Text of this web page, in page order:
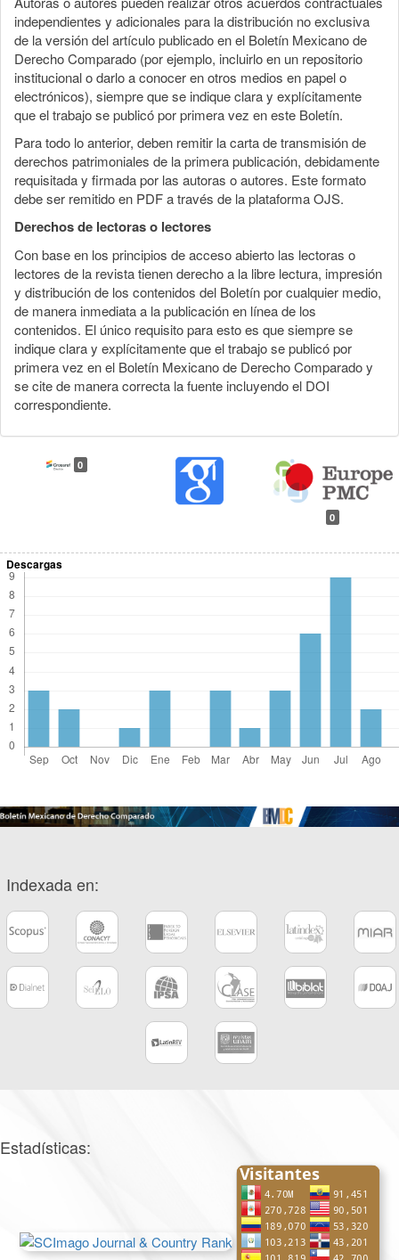
independientes y adicionales para la distribución no exclusiva
de la versión del artículo publicado en el Boletín Mexicano de
Derecho Comparado (por ejemplo, incluirlo en un repositorio
institucional o darlo a conocer en otros medios en papel o
electrónicos), siempre que se indique clara y explícitamente
que el trabajo se publicó por primera vez en este Boletín.
Para todo lo anterior, deben remitir la carta de transmisión de
derechos patrimoniales de la primera publicación, debidamente
requisitada y firmada por las autoras o autores. Este formato
debe ser remitido en PDF a través de la plataforma OJS.
Derechos de lectoras o lectores
Con base en los principios de acceso abierto las lectoras o
lectores de la revista tienen derecho a la libre lectura, impresión
y distribución de los contenidos del Boletín por cualquier medio,
de manera inmediata a la publicación en línea de los
contenidos. El único requisito para esto es que siempre se
indique clara y explícitamente que el trabajo se publicó por
primera vez en el Boletín Mexicano de Derecho Comparado y
se cite de manera correcta la fuente incluyendo el DOI
correspondiente.
0
0
Descargas
Indexada en:
Estadísticas: